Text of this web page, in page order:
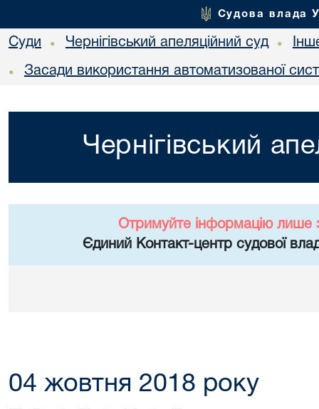
Судова влада
Суди • Чернігівський апеляційний суд •
• Засади використання автоматизованої
Чернігівський
Отримуйте інформацію лише
Єдиний Контакт-центр судової
04 жовтня 2018 року